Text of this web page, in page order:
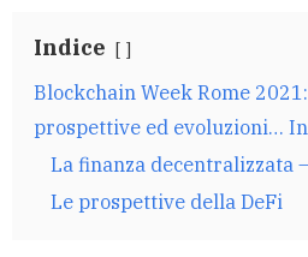
Indice
Blockchain Week Rome
prospettive ed evoluzioni…
La finanza decentralizzata
Le prospettive della DeFi